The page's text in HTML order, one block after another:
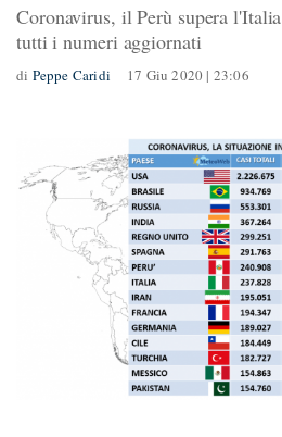
Coronavirus, il Perù supera
tutti i numeri aggiornati
di Peppe Caridi 17 Giu 2020 | 23:06